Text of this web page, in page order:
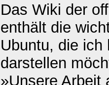
Das Wiki der
enthält die
Ubuntu, die ich
darstellen
»Unsere Arbeit